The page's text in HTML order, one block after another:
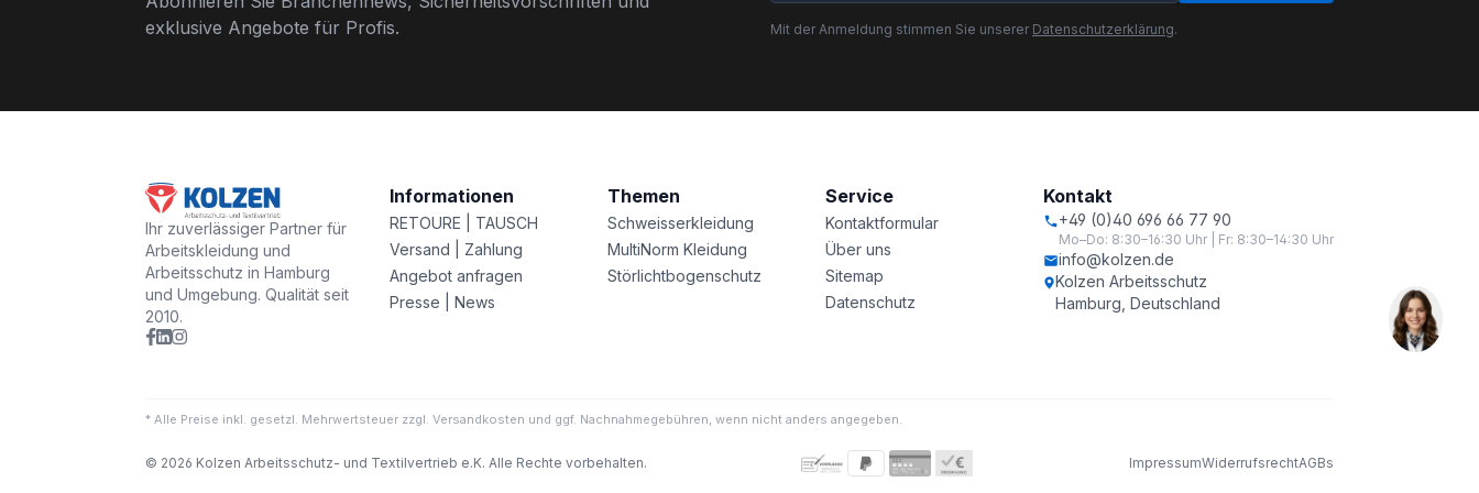
exklusive Angebote für Profis.
Mit der Anmeldung stimmen Sie unserer Datenschutzerklärung.
Ihr zuverlässiger Partner für
Arbeitskleidung und
Arbeitsschutz in Hamburg
und Umgebung. Qualität seit
2010.
Informationen
RETOURE | TAUSCH
Versand | Zahlung
Angebot anfragen
Presse | News
Themen
Schweisserkleidung
MultiNorm Kleidung
Störlichtbogenschutz
Service
Kontaktformular
Über uns
Sitemap
Datenschutz
Kontakt
+49 (0)40 696 66 77 90
Mo–Do: 8:30–16:30 Uhr | Fr: 8:30–14:30 Uhr
info@kolzen.de
Kolzen Arbeitsschutz
Hamburg, Deutschland
* Alle Preise inkl. gesetzl. Mehrwertsteuer zzgl. Versandkosten und ggf. Nachnahmegebühren, wenn nicht anders angegeben.
© 2026 Kolzen Arbeitsschutz- und Textilvertrieb e.K. Alle Rechte vorbehalten. ImpressumWiderrufsrechtAGBs